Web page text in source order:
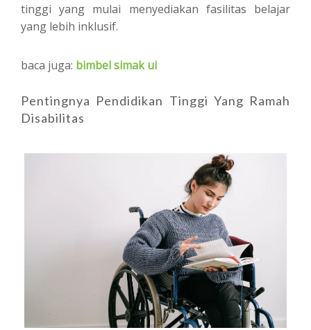
tinggi yang mulai menyediakan fasilitas belajar
yang lebih inklusif.
baca juga: bimbel simak ui
Pentingnya Pendidikan Tinggi Yang Ramah
Disabilitas